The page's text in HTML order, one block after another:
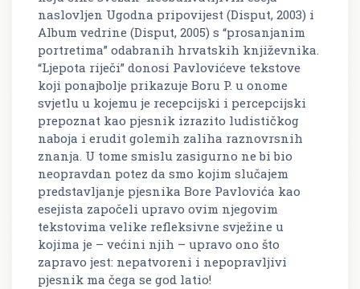
naslovljen Ugodna pripovijest (Disput, 2003) i
Album vedrine (Disput, 2005) s “prosanjanim
portretima” odabranih hrvatskih književnika.
“Ljepota riječi” donosi Pavlovićeve tekstove
koji ponajbolje prikazuje Boru P. u onome
svjetlu u kojemu je recepcijski i percepcijski
prepoznat kao pjesnik izrazito ludističkog
naboja i erudit golemih zaliha raznovrsnih
znanja. U tome smislu zasigurno ne bi bio
neopravdan potez da smo kojim slučajem
predstavljanje pjesnika Bore Pavlovića kao
esejista započeli upravo ovim njegovim
tekstovima velike refleksivne svježine u
kojima je – većini njih – upravo ono što
zapravo jest: nepatvoreni i nepopravljivi
pjesnik ma čega se god latio!